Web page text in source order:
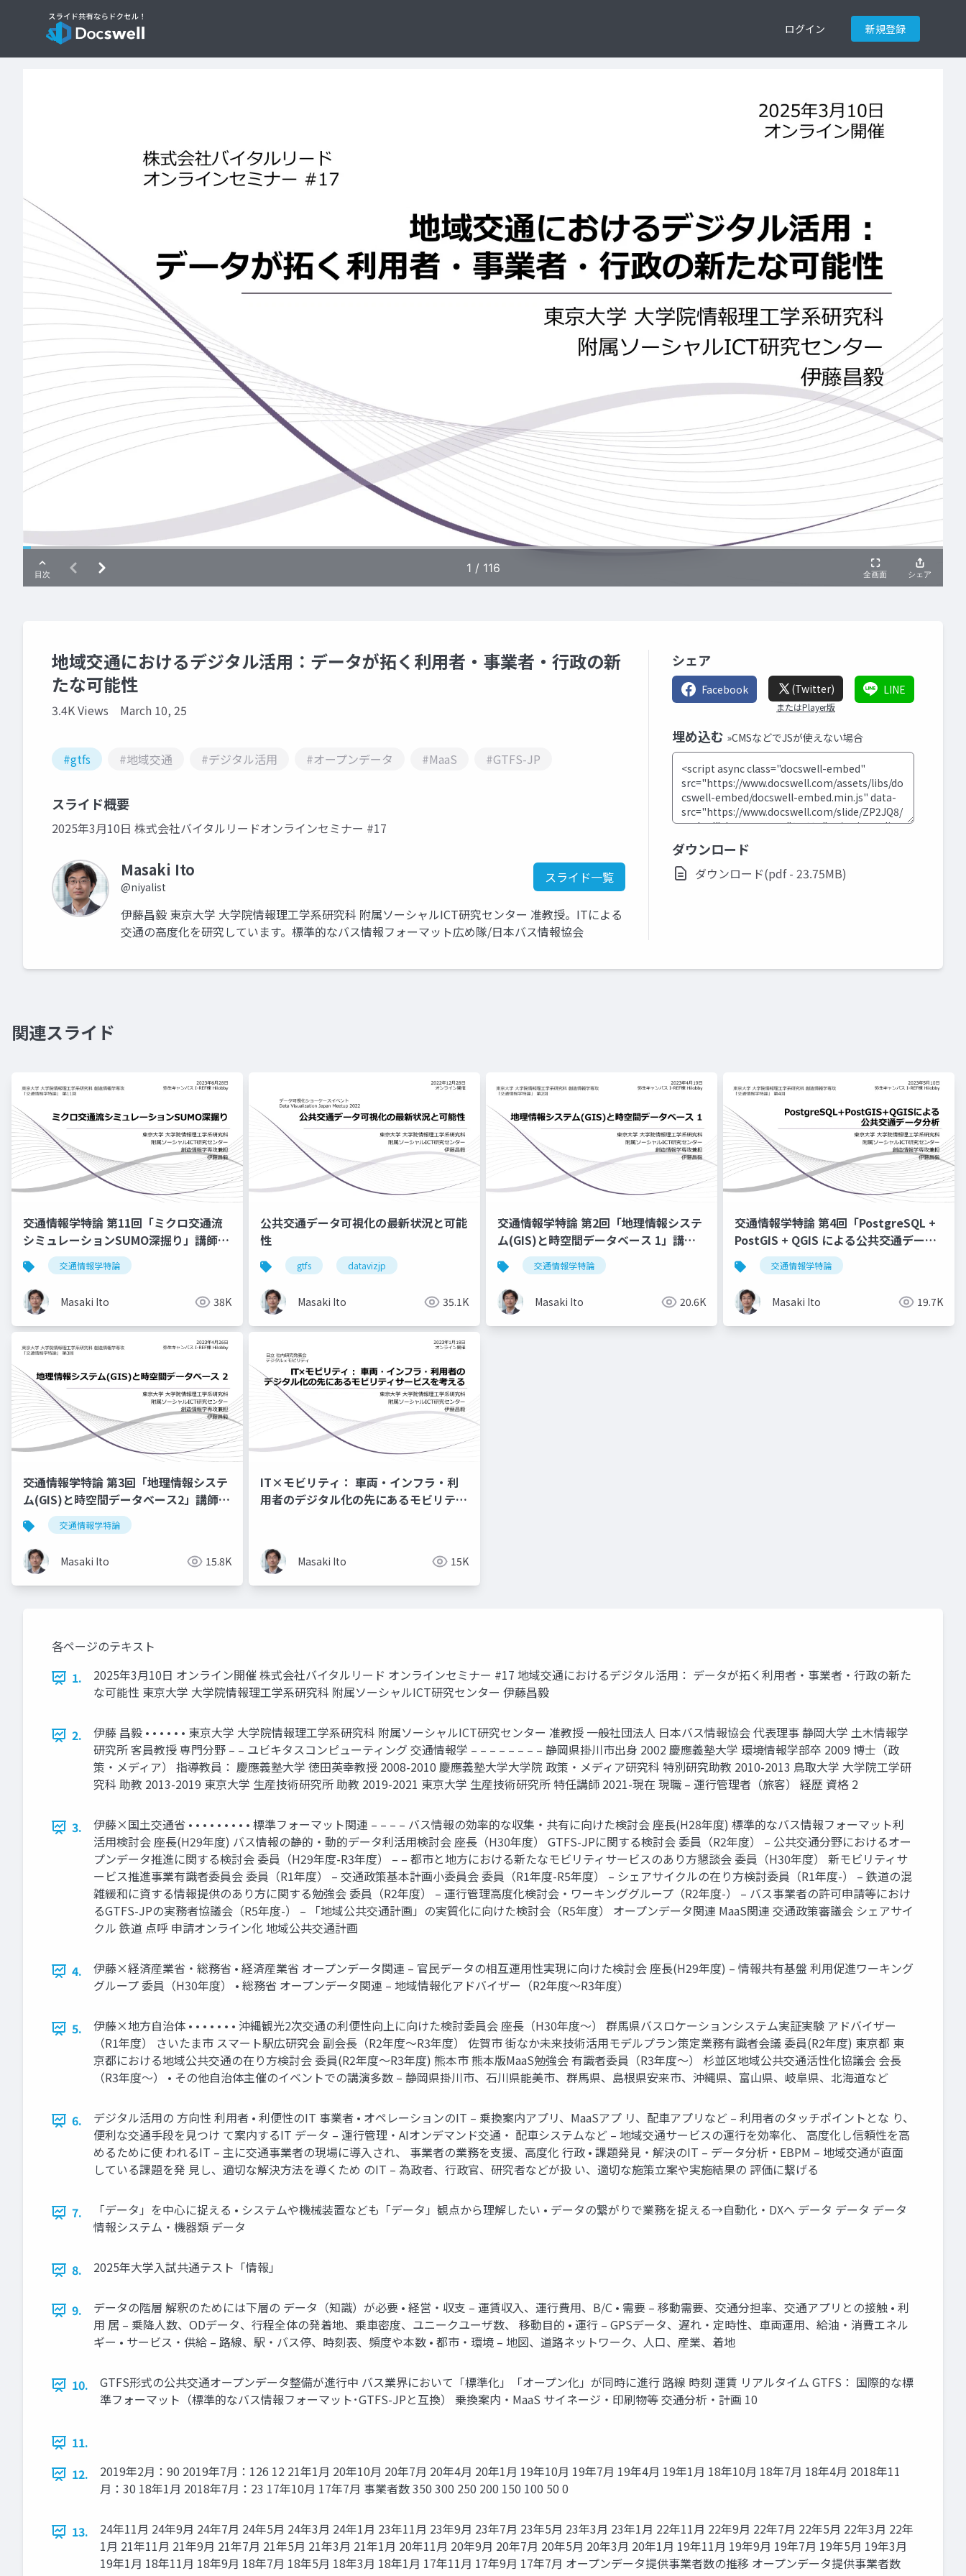
ログイン 新規登録
地域交通におけるデジタル活用：データが拓く利用者・事業者・行政の新
たな可能性
3.4K Views March 10, 25
#gtfs #地域交通 #デジタル活用 #オープンデータ #MaaS #GTFS-JP
スライド概要
2025年3月10日 株式会社バイタルリードオンラインセミナー #17
Masaki Ito
@niyalist
スライド一覧
伊藤昌毅 東京大学 大学院情報理工学系研究科 附属ソーシャルICT研究センター 准教授。ITによる
交通の高度化を研究しています。標準的なバス情報フォーマット広め隊/日本バス情報協会
シェア
Facebook (Twitter)
またはPlayer版
LINE
埋め込む »CMSなどでJSが使えない場合
ダウンロード
ダウンロード(pdf - 23.75MB)
関連スライド
交通情報学特論 第11回「ミクロ交通流
シミュレーションSUMO深掘り」講師：
伊藤昌毅交通情報学特論
Masaki Ito 38K
公共交通データ可視化の最新状況と可能
性
gtfs datavizjp
Masaki Ito 35.1K
交通情報学特論 第2回「地理情報システ
ム(GIS)と時空間データベース 1」講
師：伊藤昌毅
交通情報学特論
Masaki Ito 20.6K
交通情報学特論 第4回「PostgreSQL +
PostGIS + QGIS による公共交通データ
分析 1」講師：伊藤昌毅
交通情報学特論
Masaki Ito 19.7K
交通情報学特論 第3回「地理情報システ
ム(GIS)と時空間データベース2」講師：
伊藤昌毅交通情報学特論
Masaki Ito 15.8K
IT×モビリティ： 車両・インフラ・利
用者のデジタル化の先にあるモビリティ
Masaki Ito 15K
各ページのテキスト
1.
2025年3月10日 オンライン開催 株式会社バイタルリード オンラインセミナー #17 地域交通におけるデジタル活用： データが拓く利用者・事業者・行政の新た
な可能性 東京大学 大学院情報理工学系研究科 附属ソーシャルICT研究センター 伊藤昌毅
2.
伊藤 昌毅 • • • • • • 東京大学 大学院情報理工学系研究科 附属ソーシャルICT研究センター 准教授 一般社団法人 日本バス情報協会 代表理事 静岡大学 土木情報学
研究所 客員教授 専門分野 – – ユビキタスコンピューティング 交通情報学 – – – – – – – – 静岡県掛川市出身 2002 慶應義塾大学 環境情報学部卒 2009 博士（政
策・メディア） 指導教員： 慶應義塾大学 徳田英幸教授 2008-2010 慶應義塾大学大学院 政策・メディア研究科 特別研究助教 2010-2013 鳥取大学 大学院工学研
究科 助教 2013-2019 東京大学 生産技術研究所 助教 2019-2021 東京大学 生産技術研究所 特任講師 2021-現在 現職 – 運行管理者（旅客） 経歴 資格 2
3.
伊藤×国土交通省 • • • • • • • • • 標準フォーマット関連 – – – – バス情報の効率的な収集・共有に向けた検討会 座長(H28年度) 標準的なバス情報フォーマット利
活用検討会 座長(H29年度) バス情報の静的・動的データ利活用検討会 座長（H30年度） GTFS-JPに関する検討会 委員（R2年度） – 公共交通分野におけるオー
プンデータ推進に関する検討会 委員（H29年度-R3年度） – – 都市と地方における新たなモビリティサービスのあり方懇談会 委員（H30年度） 新モビリティサ
ービス推進事業有識者委員会 委員（R1年度） – 交通政策基本計画小委員会 委員（R1年度-R5年度） – シェアサイクルの在り方検討委員（R1年度-） – 鉄道の混
雑緩和に資する情報提供のあり方に関する勉強会 委員（R2年度） – 運行管理高度化検討会・ワーキンググループ（R2年度-） – バス事業者の許可申請等におけ
るGTFS-JPの実務者協議会（R5年度-） – 「地域公共交通計画」の実質化に向けた検討会（R5年度） オープンデータ関連 MaaS関連 交通政策審議会 シェアサイ
クル 鉄道 点呼 申請オンライン化 地域公共交通計画
4.
伊藤×経済産業省・総務省 • 経済産業省 オープンデータ関連 – 官民データの相互運用性実現に向けた検討会 座長(H29年度) – 情報共有基盤 利用促進ワーキング
グループ 委員（H30年度） • 総務省 オープンデータ関連 – 地域情報化アドバイザー（R2年度〜R3年度）
5.
伊藤×地方自治体 • • • • • • • 沖縄観光2次交通の利便性向上に向けた検討委員会 座長（H30年度〜） 群馬県バスロケーションシステム実証実験 アドバイザー
（R1年度） さいたま市 スマート駅広研究会 副会長（R2年度〜R3年度） 佐賀市 街なか未来技術活用モデルプラン策定業務有識者会議 委員(R2年度) 東京都 東
京都における地域公共交通の在り方検討会 委員(R2年度〜R3年度) 熊本市 熊本版MaaS勉強会 有識者委員（R3年度〜） 杉並区地域公共交通活性化協議会 会長
（R3年度〜） • その他自治体主催のイベントでの講演多数 – 静岡県掛川市、石川県能美市、群馬県、島根県安来市、沖縄県、富山県、岐阜県、北海道など
6.
デジタル活用の 方向性 利用者 • 利便性のIT 事業者 • オペレーションのIT – 乗換案内アプリ、MaaSアプ リ、配車アプリなど – 利用者のタッチポイントとな り、
便利な交通手段を見つけ て案内するIT データ – 運行管理・AIオンデマンド交通・ 配車システムなど – 地域交通サービスの運行を効率化、 高度化し信頼性を高
めるために使 われるIT – 主に交通事業者の現場に導入され、 事業者の業務を支援、高度化 行政 • 課題発見・解決のIT – データ分析・EBPM – 地域交通が直面
している課題を発 見し、適切な解決方法を導くため のIT – 為政者、行政官、研究者などが扱 い、適切な施策立案や実施結果の 評価に繋げる
7.
「データ」を中心に捉える • システムや機械装置なども「データ」観点から理解したい • データの繋がりで業務を捉える→自動化・DXへ データ データ データ
情報システム・機器類 データ
8. 2025年大学入試共通テスト「情報」
9.
データの階層 解釈のためには下層の データ（知識）が必要 • 経営・収支 – 運賃収入、運行費用、B/C • 需要 – 移動需要、交通分担率、交通アプリとの接触 • 利
用 居 – 乗降人数、ODデータ、行程全体の発着地、乗車密度、ユニークユーザ数、 移動目的 • 運行 – GPSデータ、遅れ・定時性、車両運用、給油・消費エネル
ギー • サービス・供給 – 路線、駅・バス停、時刻表、頻度や本数 • 都市・環境 – 地図、道路ネットワーク、人口、産業、着地
10.
GTFS形式の公共交通オープンデータ整備が進行中 バス業界において「標準化」「オープン化」が同時に進行 路線 時刻 運賃 リアルタイム GTFS： 国際的な標
準フォーマット（標準的なバス情報フォーマット･GTFS-JPと互換） 乗換案内・MaaS サイネージ・印刷物等 交通分析・計画 10
11.
12.
2019年2月：90 2019年7月：126 12 21年1月 20年10月 20年7月 20年4月 20年1月 19年10月 19年7月 19年4月 19年1月 18年10月 18年7月 18年4月 2018年11
月：30 18年1月 2018年7月：23 17年10月 17年7月 事業者数 350 300 250 200 150 100 50 0
13.
24年11月 24年9月 24年7月 24年5月 24年3月 24年1月 23年11月 23年9月 23年7月 23年5月 23年3月 23年1月 22年11月 22年9月 22年7月 22年5月 22年3月 22年
1月 21年11月 21年9月 21年7月 21年5月 21年3月 21年1月 20年11月 20年9月 20年7月 20年5月 20年3月 20年1月 19年11月 19年9月 19年7月 19年5月 19年3月
19年1月 18年11月 18年9月 18年7月 18年5月 18年3月 18年1月 17年11月 17年9月 17年7月 オープンデータ提供事業者数の推移 オープンデータ提供事業者数